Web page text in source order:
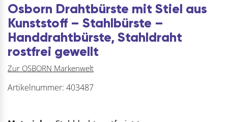
Osborn Drahtbürste mit Stiel aus
Kunststoff – Stahlbürste –
Handdrahtbürste, Stahldraht
rostfrei gewellt
Zur OSBORN Markenwelt
Artikelnummer: 403487